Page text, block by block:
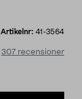
Artikelnr: 41-3564
307 recensioner